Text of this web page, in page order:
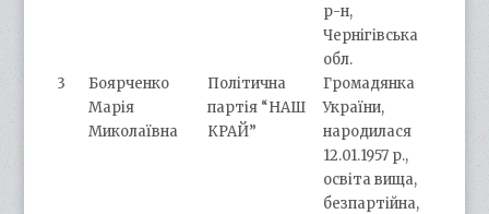
р-н,
Чернігівська
обл.
3
Боярченко
Марія
Миколаївна
Політична
партія “НАШ
КРАЙ”
Громадянка
України,
народилася
12.01.1957 р.,
освіта вища,
безпартійна,